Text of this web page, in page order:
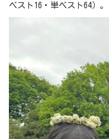
ベスト16・単ベスト64）。